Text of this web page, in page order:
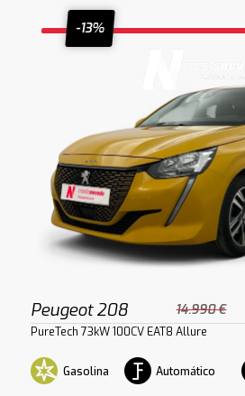
-13%
Peugeot 208 14.990 €
PureTech 73kW 100CV EAT8 Allure
Gasolina Automático